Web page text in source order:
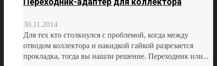
30.11.2014
Для тех кто столкнулся с проблемой, когда между
отводом коллектора и накидкой гайкой разрезается
прокладка, тогда вы нашли решение. Переходник или...